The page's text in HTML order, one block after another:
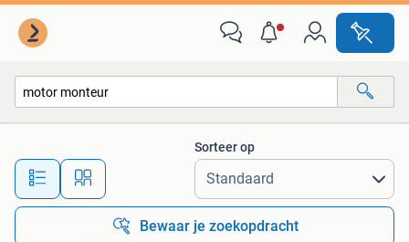
Alle afstanden…
Sorteer op
Bewaar je zoekopdracht